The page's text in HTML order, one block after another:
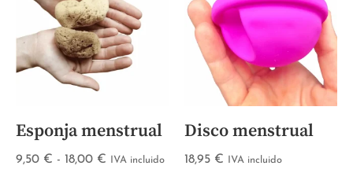
Esponja menstrual
9,50 € - 18,00 € IVA incluido
Disco menstrual
18,95 € IVA incluido